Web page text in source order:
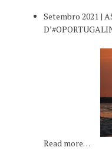
Setembro 2021 |
Read more…